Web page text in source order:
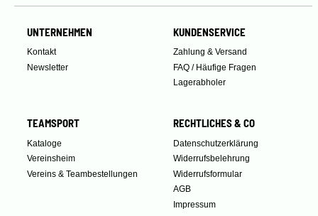
UNTERNEHMEN
Kontakt
Newsletter
KUNDENSERVICE
Zahlung & Versand
FAQ / Häufige Fragen
Lagerabholer
TEAMSPORT
Kataloge
Vereinsheim
Vereins & Teambestellungen
RECHTLICHES & CO
Datenschutzerklärung
Widerrufsbelehrung
Widerrufsformular
AGB
Impressum